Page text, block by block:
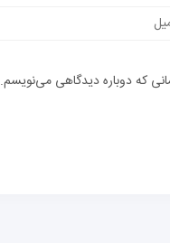
که دوباره دیدگاهی می‌نویسم.